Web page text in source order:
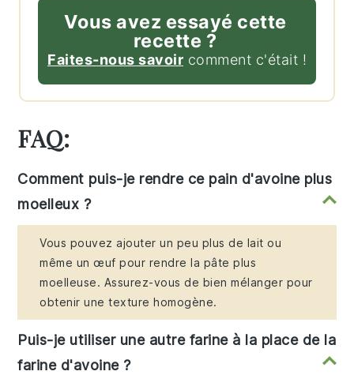
Vous avez essayé cette
recette ?
Faites-nous savoir comment c'était !
FAQ:
Comment puis-je rendre ce pain d'avoine plus
moelleux ?
Vous pouvez ajouter un peu plus de lait ou
même un œuf pour rendre la pâte plus
moelleuse. Assurez-vous de bien mélanger pour
obtenir une texture homogène.
Puis-je utiliser une autre farine à la place de la
farine d'avoine ?